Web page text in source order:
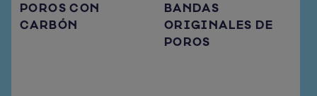
POROS CON
CARBÓN
BANDAS
ORIGINALES DE
POROS